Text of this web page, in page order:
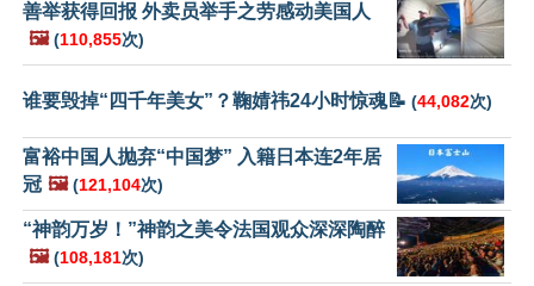
善举获得回报 外卖员举手之劳感动美国人
🖼️ (110,855次)
谁要毁掉“四千年美女”？鞠婧祎24小时惊魂📝 (44,082次)
富裕中国人抛弃“中国梦” 入籍日本连2年居
冠 🖼️ (121,104次)
“神韵万岁！”神韵之美令法国观众深深陶醉
🖼️ (108,181次)